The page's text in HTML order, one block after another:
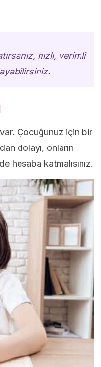
hızlı, verimli
Çocuğunuz için bir
dolayı, onların
hesaba katmalısınız.